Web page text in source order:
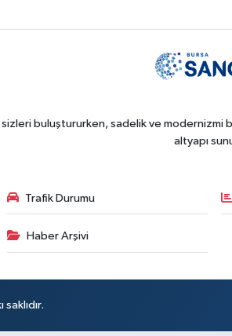
buluştururken, sadelik ve
altyapı
Trafik Durumu
Haber Arşivi